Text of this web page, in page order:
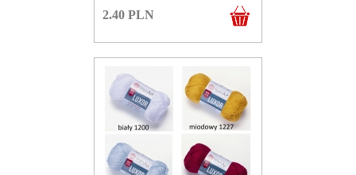
2.40 PLN